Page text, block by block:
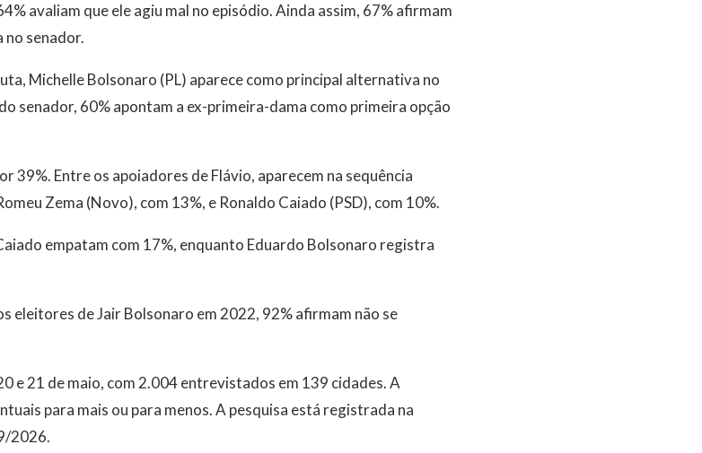
avaliam que ele agiu mal no episódio. Ainda assim, 67% afirmam
no senador.
Michelle Bolsonaro (PL) aparece como principal alternativa no
senador, 60% apontam a ex-primeira-dama como primeira opção
39%. Entre os apoiadores de Flávio, aparecem na sequência
Zema (Novo), com 13%, e Ronaldo Caiado (PSD), com 10%.
empatam com 17%, enquanto Eduardo Bolsonaro registra
eleitores de Jair Bolsonaro em 2022, 92% afirmam não se
e 21 de maio, com 2.004 entrevistados em 139 cidades. A
para mais ou para menos. A pesquisa está registrada na
2026.